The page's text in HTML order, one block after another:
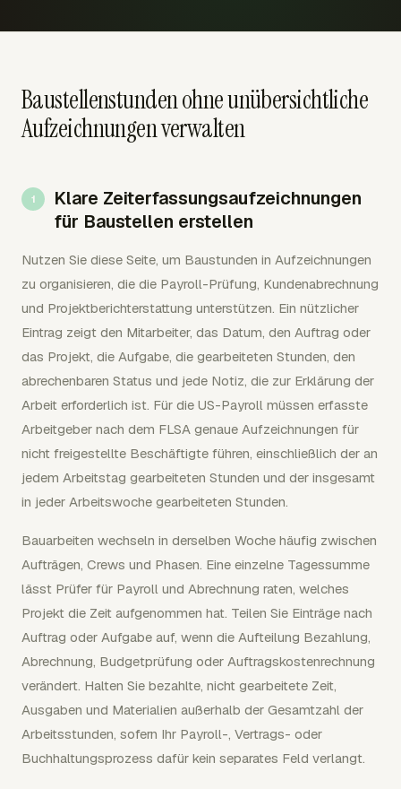
Baustellenstunden ohne unübersichtliche
Aufzeichnungen verwalten
Klare Zeiterfassungsaufzeichnungen
für Baustellen erstellen
Nutzen Sie diese Seite, um Baustunden in Aufzeichnungen
zu organisieren, die die Payroll-Prüfung, Kundenabrechnung
und Projektberichterstattung unterstützen. Ein nützlicher
Eintrag zeigt den Mitarbeiter, das Datum, den Auftrag oder
das Projekt, die Aufgabe, die gearbeiteten Stunden, den
abrechenbaren Status und jede Notiz, die zur Erklärung der
Arbeit erforderlich ist. Für die US-Payroll müssen erfasste
Arbeitgeber nach dem FLSA genaue Aufzeichnungen für
nicht freigestellte Beschäftigte führen, einschließlich der an
jedem Arbeitstag gearbeiteten Stunden und der insgesamt
in jeder Arbeitswoche gearbeiteten Stunden.
Bauarbeiten wechseln in derselben Woche häufig zwischen
Aufträgen, Crews und Phasen. Eine einzelne Tagessumme
lässt Prüfer für Payroll und Abrechnung raten, welches
Projekt die Zeit aufgenommen hat. Teilen Sie Einträge nach
Auftrag oder Aufgabe auf, wenn die Aufteilung Bezahlung,
Abrechnung, Budgetprüfung oder Auftragskostenrechnung
verändert. Halten Sie bezahlte, nicht gearbeitete Zeit,
Ausgaben und Materialien außerhalb der Gesamtzahl der
Arbeitsstunden, sofern Ihr Payroll-, Vertrags- oder
Buchhaltungsprozess dafür kein separates Feld verlangt.